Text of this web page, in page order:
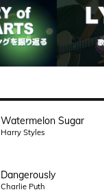
Watermelon Sugar
Harry Styles
Dangerously
Charlie Puth